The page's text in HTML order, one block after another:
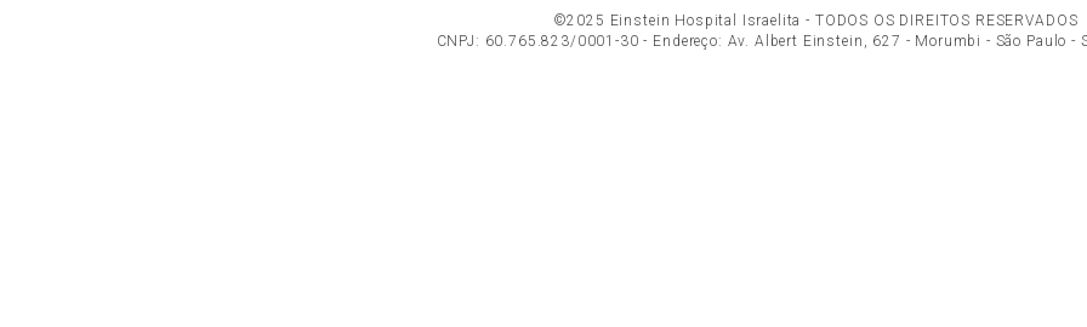
©2025 Einstein Hospital Israelita - TODOS OS DIREITOS RESERVADOS
CNPJ: 60.765.823/0001-30 - Endereço: Av. Albert Einstein, 627 - Morumbi - São Paulo -